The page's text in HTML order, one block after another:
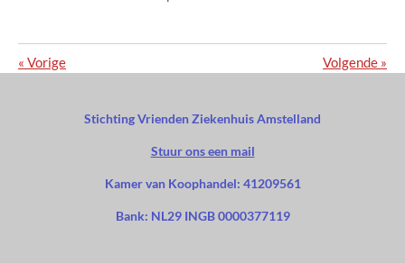
« Vorige Volgende »
Stichting Vrienden Ziekenhuis Amstelland
Stuur ons een mail
Kamer van Koophandel: 41209561
Bank: NL29 INGB 0000377119